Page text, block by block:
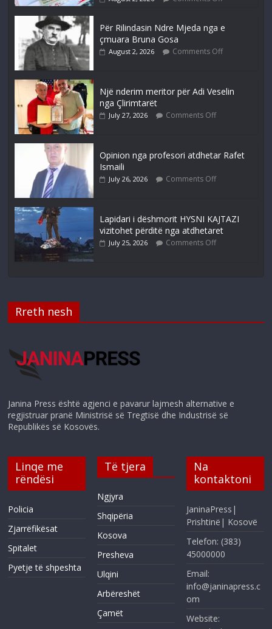
Për Rilindasin Ndre Mjeda nga e
çmuara Bruna Gosa
August 2, 2026 Comments Off
Një nderim meritor për Adi Veselin
nga Çlirimtarët
July 27, 2026 Comments Off
Opinion nga profesori atdhetar Rafet
Ismaili
July 26, 2026 Comments Off
Lapidari i dëshmorit HYSNI KAJTAZI
vizitohet përditë nga atdhetaret
July 25, 2026 Comments Off
Rreth nesh
Janina Press është agjenci e pavarur lajmesh alternative e
regjistruar pranë Ministrisë së Tregtisë dhe Industrisë së
Republikës së Kosovës.
Linqe me
rëndësi
Policia
Zjarrëfikësat
Spitalet
Pyetje të shpeshta
Të tjera
Ngjyra
Shqipëria
Kosova
Presheva
Ulqini
Arbëreshët
Çamët
Na
kontaktoni
JaninaPress|
Prishtinë| Kosovë
Telefon: (383)
45000000
Email:
info@janinapress.c
om
Website: